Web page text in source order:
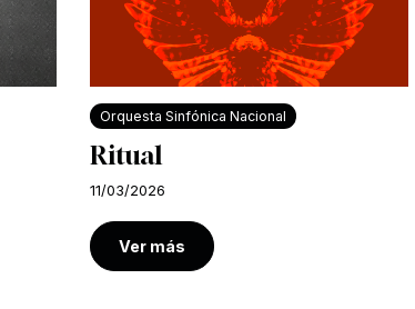
Orquesta Sinfónica Nacional
Ritual
11/03/2026
Ver más